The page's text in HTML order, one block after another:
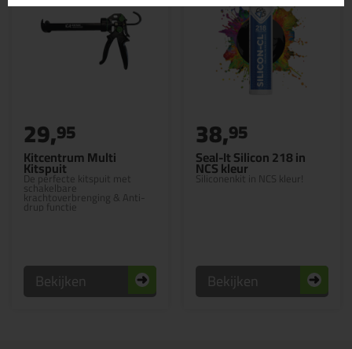
Kitcentrum Multi
Kitspuit
De perfecte kitspuit met
schakelbare
krachtoverbrenging & Anti-
drup functie
29,95
Bekijken
Seal-It Silicon 218 in
NCS kleur
Siliconenkit in NCS kleur!
38,95
Bekijken